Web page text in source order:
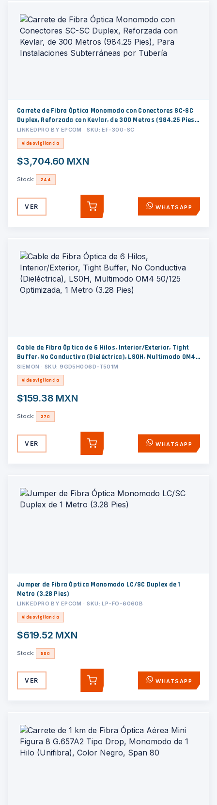
Carrete de Fibra Óptica Monomodo con Conectores SC-SC
Duplex, Reforzada con Kevlar, de 300 Metros (984.25 Pies),
Para Instalaciones Subterráneas por Tubería
LINKEDPRO BY EPCOM · SKU: EF-300-SC
Videovigilancia
$3,704.60 MXN
Stock: 244
VER AGREGAR WHATSAPP
Cable de Fibra Óptica de 6 Hilos, Interior/Exterior, Tight
Buffer, No Conductiva (Dieléctrica), LS0H, Multimodo OM4
50/125 Optimizada, 1 Metro (3.28 Pies)
SIEMON · SKU: 9GD5H006D-T501M
Videovigilancia
$159.38 MXN
Stock: 370
VER AGREGAR WHATSAPP
Jumper de Fibra Óptica Monomodo LC/SC Duplex de 1
Metro (3.28 Pies)
LINKEDPRO BY EPCOM · SKU: LP-FO-6060B
Videovigilancia
$619.52 MXN
Stock: 500
VER AGREGAR WHATSAPP